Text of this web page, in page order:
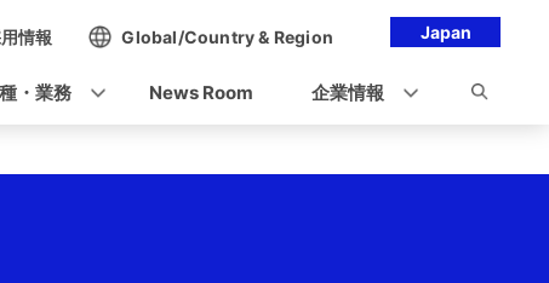
Japan
情報 Global/Country & Region
・業務 News Room 企業情報